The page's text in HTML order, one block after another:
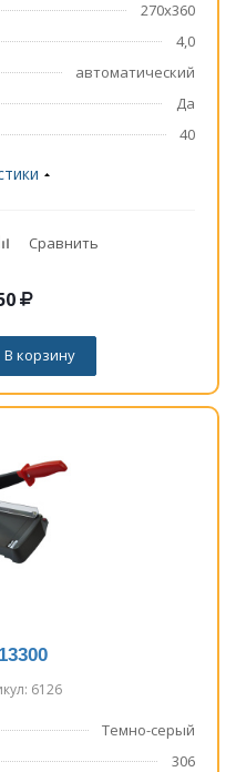
270x360
4,0
автоматический
Да
40
Сравнить
В корзину
6126
Темно-серый
306